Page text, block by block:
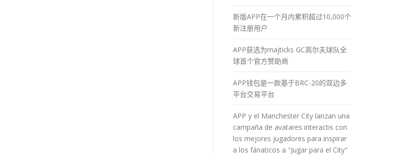
新版APP在一个月内累积超过10,000个
新注册用户
APP获选为majticks GC高尔夫球队全
球首个官方赞助商
APP钱包是一款基于BRC-20的双边多
平台交易平台
APP y el Manchester City lanzan una
campaña de avatares interactis con
los mejores jugadores para inspirar
a los fánaticos a "Jugar para el City"